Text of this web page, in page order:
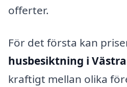
offerter.
För det första kan
husbesiktning i
kraftigt mellan olika